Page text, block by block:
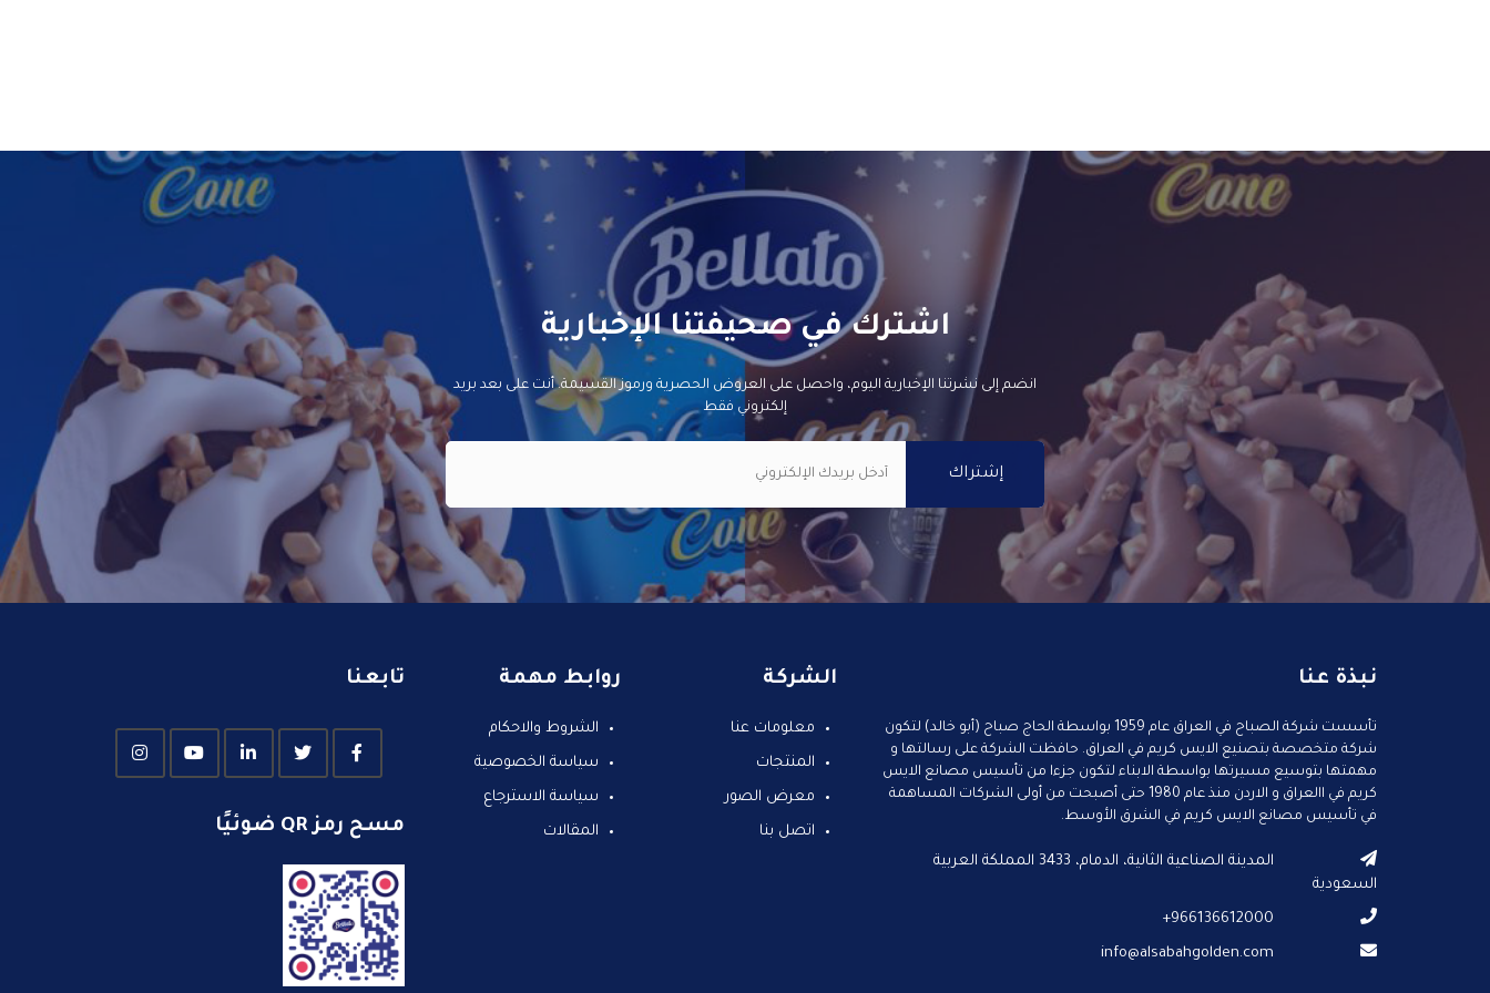
اشترك في صحيفتنا الإخبارية
انضم إلى نشرتنا الإخبارية اليوم، واحصل على العروض الحصرية ورموز القسيمة. أنت على بعد بريد
إلكتروني فقط
نبذة عنا
تأسست شركة الصباح في العراق عام 1959 بواسطة الحاج صباح (أبو خالد) لتكون
شركة متخصصة بتصنيع الايس كريم في العراق. حافظت الشركة على رسالتها و
مهمتها بتوسيع مسيرتها بواسطة الابناء لتكون جزءا من تأسيس مصانع الايس
كريم في االعراق و الاردن منذ عام 1980 حتى أصبحت من أولى الشركات المساهمة
في تأسيس مصانع الايس كريم في الشرق الأوسط.
المدينة الصناعية الثانية، الدمام، 3433 المملكة العربية
السعودية
966136612000+
info@alsabahgolden.com
الشركة
معلومات عنا
المنتجات
معرض الصور
اتصل بنا
روابط مهمة
الشروط والاحكام
سياسة الخصوصية
سياسة الاسترجاع
المقالات
تابعنا
مسح رمز QR ضوئيًا